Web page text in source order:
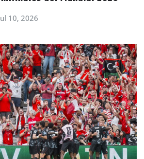
10, 2026